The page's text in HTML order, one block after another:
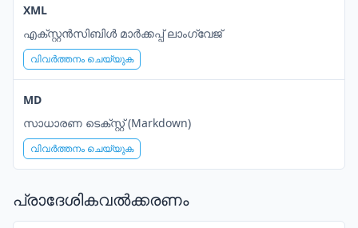
XML
എക്സ്റ്റൻസിബിൾ മാർക്കപ്പ് ലാംഗ്വേജ്
വിവർത്തനം ചെയ്യുക
MD
സാധാരണ ടെക്സ്റ്റ് (Markdown)
വിവർത്തനം ചെയ്യുക
പ്രാദേശികവൽക്കരണം